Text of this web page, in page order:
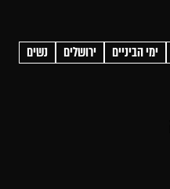
ימי הביניים ירושלים
נשים